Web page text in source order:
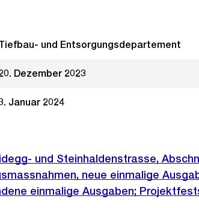
und Entsorgungsdepartement
Dezember 2023
Januar 2024
und Steinhaldenstrasse,
neue einmalige
einmalige Ausgaben;